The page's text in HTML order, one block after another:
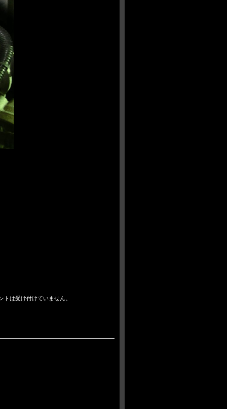
トは受け付けていません。